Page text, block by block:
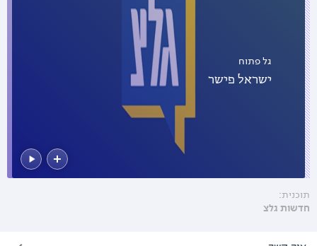
גל פתוח
ישראל פישר
תוכנית:
חדשות גלצ